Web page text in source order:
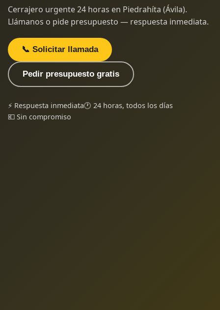
Cerrajero urgente 24 horas en Piedrahíta (Ávila).
Llámanos o pide presupuesto — respuesta inmediata.
📞 Solicitar llamada
Pedir presupuesto gratis
⚡ Respuesta inmediata🕐 24 horas, todos los días
💶 Sin compromiso